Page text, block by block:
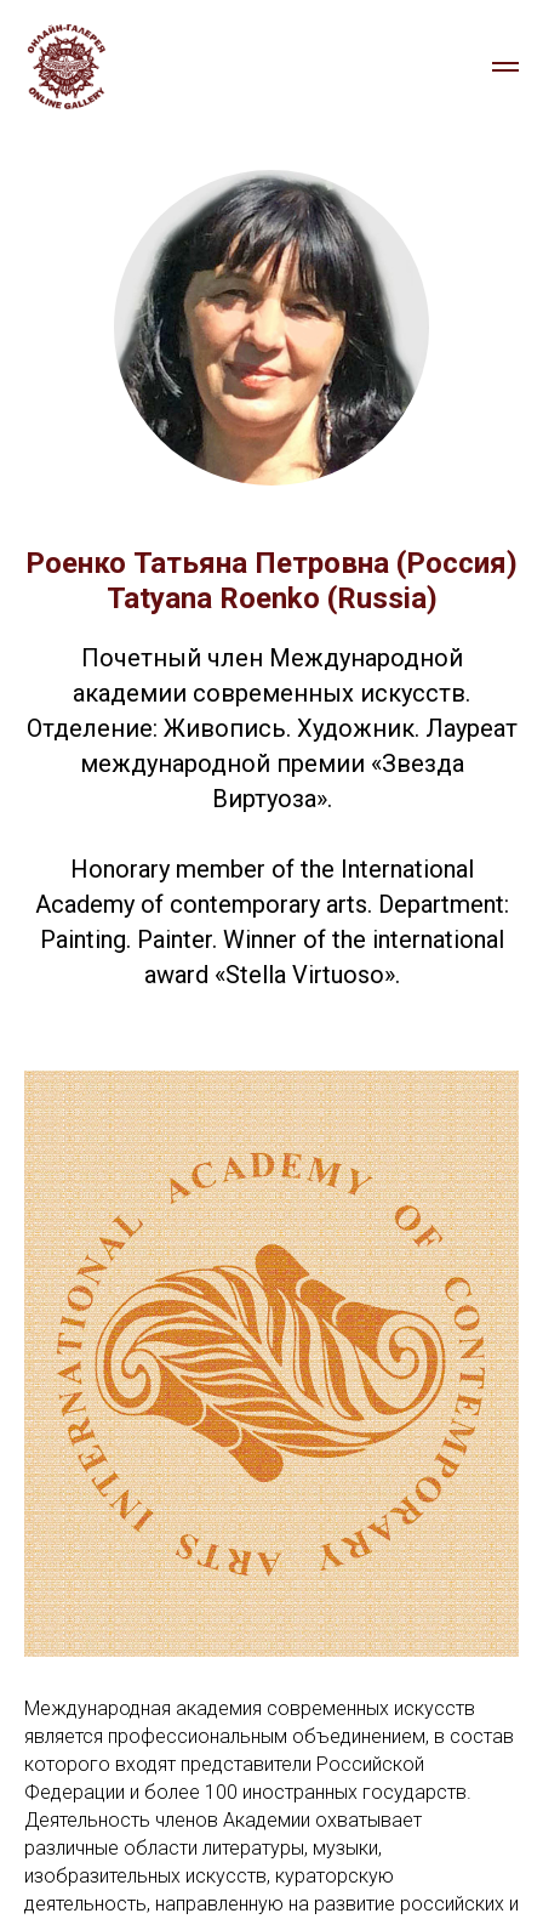
Роенко Татьяна Петровна (Россия)
Tatyana Roenko (Russia)
Почетный член Международной
академии современных искусств.
Отделение: Живопись. Художник. Лауреат
международной премии «Звезда
Виртуоза».
Honorary member of the International
Academy of contemporary arts. Department:
Painting. Painter. Winner of the international
award «Stella Virtuoso».
Международная академия современных искусств
является профессиональным объединением, в состав
которого входят представители Российской
Федерации и более 100 иностранных государств.
Деятельность членов Академии охватывает
различные области литературы, музыки,
изобразительных искусств, кураторскую
деятельность, направленную на развитие российских и